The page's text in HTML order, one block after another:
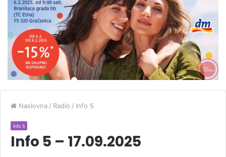
Naslovna / Radio / Info 5
Info 5
Info 5 – 17.09.2025